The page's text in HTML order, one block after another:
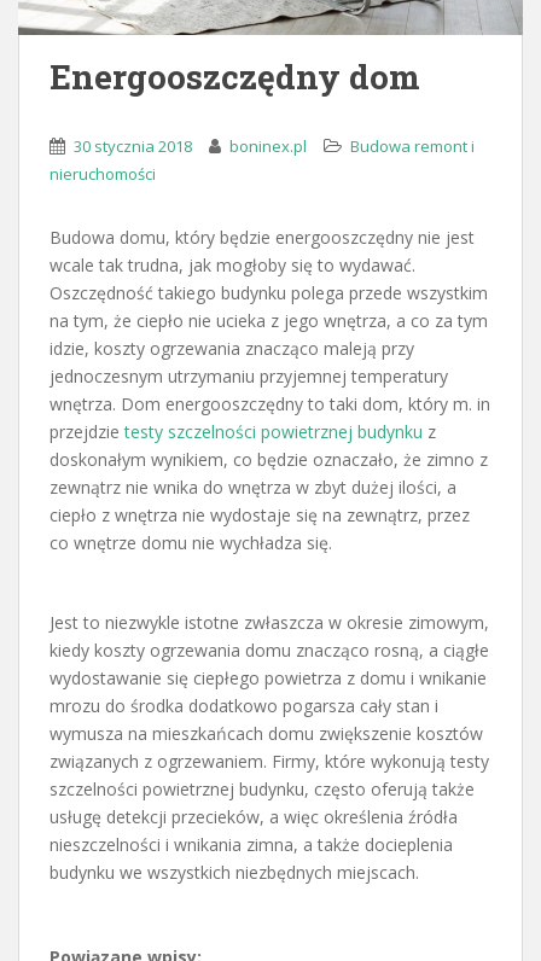
Energooszczędny dom
30 stycznia 2018 boninex.pl
Budowa remont i
nieruchomości
Budowa domu, który będzie energooszczędny nie jest
wcale tak trudna, jak mogłoby się to wydawać.
Oszczędność takiego budynku polega przede wszystkim
na tym, że ciepło nie ucieka z jego wnętrza, a co za tym
idzie, koszty ogrzewania znacząco maleją przy
jednoczesnym utrzymaniu przyjemnej temperatury
wnętrza. Dom energooszczędny to taki dom, który m. in
przejdzietesty szczelności powietrznej budynku z
doskonałym wynikiem, co będzie oznaczało, że zimno z
zewnątrz nie wnika do wnętrza w zbyt dużej ilości, a
ciepło z wnętrza nie wydostaje się na zewnątrz, przez
co wnętrze domu nie wychładza się.
Jest to niezwykle istotne zwłaszcza w okresie zimowym,
kiedy koszty ogrzewania domu znacząco rosną, a ciągłe
wydostawanie się ciepłego powietrza z domu i wnikanie
mrozu do środka dodatkowo pogarsza cały stan i
wymusza na mieszkańcach domu zwiększenie kosztów
związanych z ogrzewaniem. Firmy, które wykonują testy
szczelności powietrznej budynku, często oferują także
usługę detekcji przecieków, a więc określenia źródła
nieszczelności i wnikania zimna, a także docieplenia
budynku we wszystkich niezbędnych miejscach.